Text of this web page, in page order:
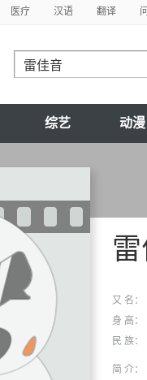
医疗 汉语 翻译
综艺 动漫
又 名：
身 高：
民 族：
简 介：